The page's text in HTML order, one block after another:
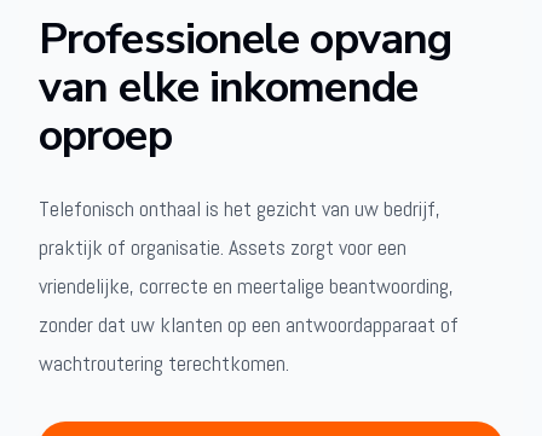
Professionele opvang
van elke inkomende
oproep
Telefonisch onthaal is het gezicht van uw bedrijf,
praktijk of organisatie. Assets zorgt voor een
vriendelijke, correcte en meertalige beantwoording,
zonder dat uw klanten op een antwoordapparaat of
wachtroutering terechtkomen.